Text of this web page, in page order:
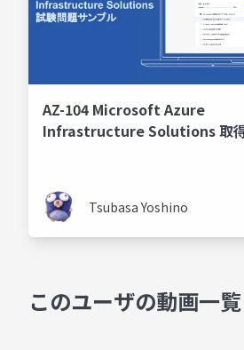
AZ-104 Microsoft Azure
Infrastructure Solutions 取
Tsubasa Yoshino
このユーザの動画一覧